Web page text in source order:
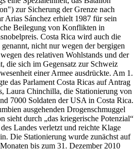
zur Sicherung der Grenze nach
Arias Sánchez erhielt 1987 für sein
Beilegung von Konflikten in
Costa Rica wird auch die
nicht nur wegen der bergigen
des relativen Wohlstands und der
die sich im Gegensatz zur Schweiz
einer Armee ausdrückte. Am 1.
das Parlament Costa Ricas auf Antrag
Laura Chinchilla, die Stationierung von
7000 Soldaten der USA in Costa Rica.
ausgehenden Drogenschmuggel
sieht durch „das kriegerische Potenzial“
Landes verletzt und reichte Klage
Die Stationierung wurde zunächst auf
bis zum 31. Dezember 2010